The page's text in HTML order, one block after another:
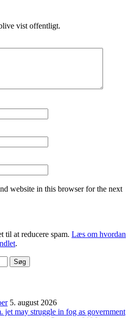
vist offentligt.
website in this browser for the next
til at reducere spam. Læs om hvordan
.
5. august 2026
jet may struggle in fog as government